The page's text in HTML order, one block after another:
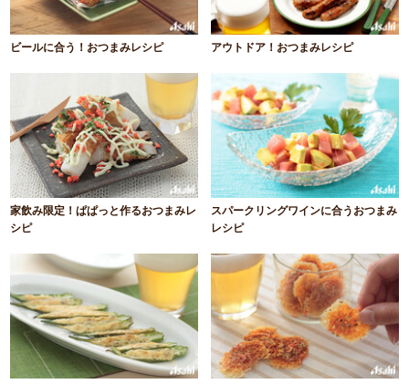
ビールに合う！おつまみレシピ アウトドア！おつまみレシピ
家飲み限定！ぱぱっと作るおつまみレ
シピ
スパークリングワインに合うおつまみ
レシピ